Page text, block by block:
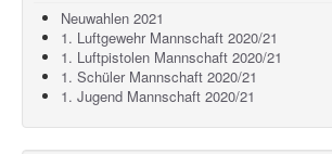
Neuwahlen 2021
1. Luftgewehr Mannschaft 2020/21
1. Luftpistolen Mannschaft 2020/21
1. Schüler Mannschaft 2020/21
1. Jugend Mannschaft 2020/21